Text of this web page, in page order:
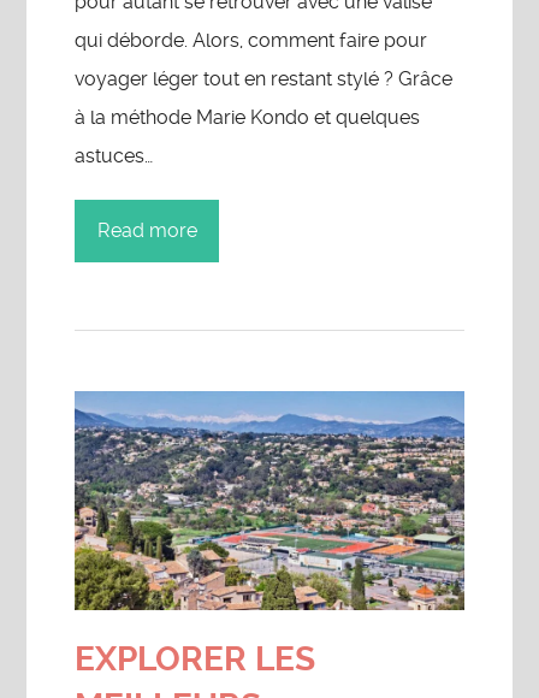
qui déborde. Alors, comment faire pour
voyager léger tout en restant stylé ? Grâce
à la méthode Marie Kondo et quelques
astuces…
Read more
EXPLORER LES